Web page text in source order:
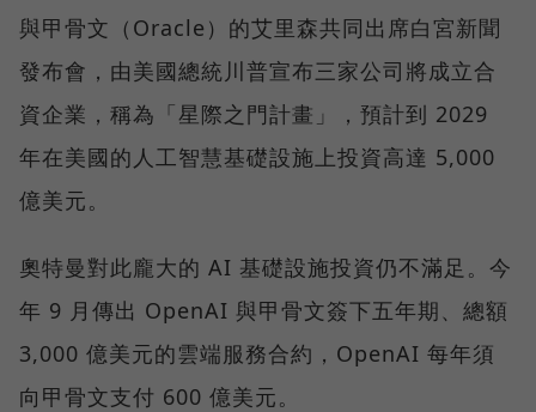
與甲骨文（Oracle）的艾里森共同出席白宮新聞
發布會，由美國總統川普宣布三家公司將成立合
資企業，稱為「星際之門計畫」，預計到 2029
年在美國的人工智慧基礎設施上投資高達 5,000
億美元。
奧特曼對此龐大的 AI 基礎設施投資仍不滿足。今
年 9 月傳出 OpenAI 與甲骨文簽下五年期、總額
3,000 億美元的雲端服務合約，OpenAI 每年須
向甲骨文支付 600 億美元。